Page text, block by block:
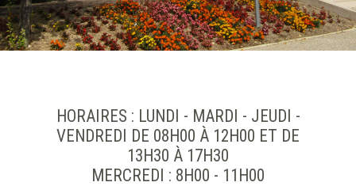
HORAIRES : LUNDI - MARDI - JEUDI -
VENDREDI DE 08H00 À 12H00 ET DE
13H30 À 17H30
MERCREDI : 8H00 - 11H00